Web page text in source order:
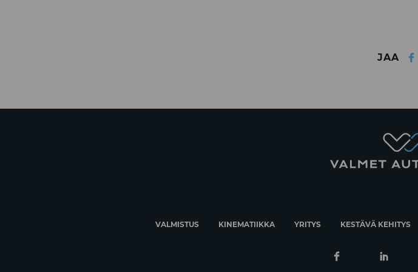
JAA
VALMISTUS KINEMATIIKKA YRITYS KESTÄVÄ KEHITYS
Facebook